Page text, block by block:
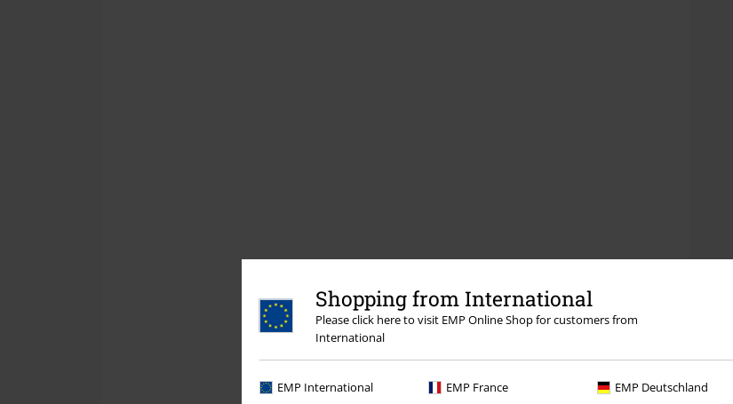
Shopping from International
Please click here to visit EMP Online Shop for customers from
International
EMP International EMP France EMP Deutschland